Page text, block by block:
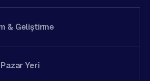
& Geliştirme
Yeri